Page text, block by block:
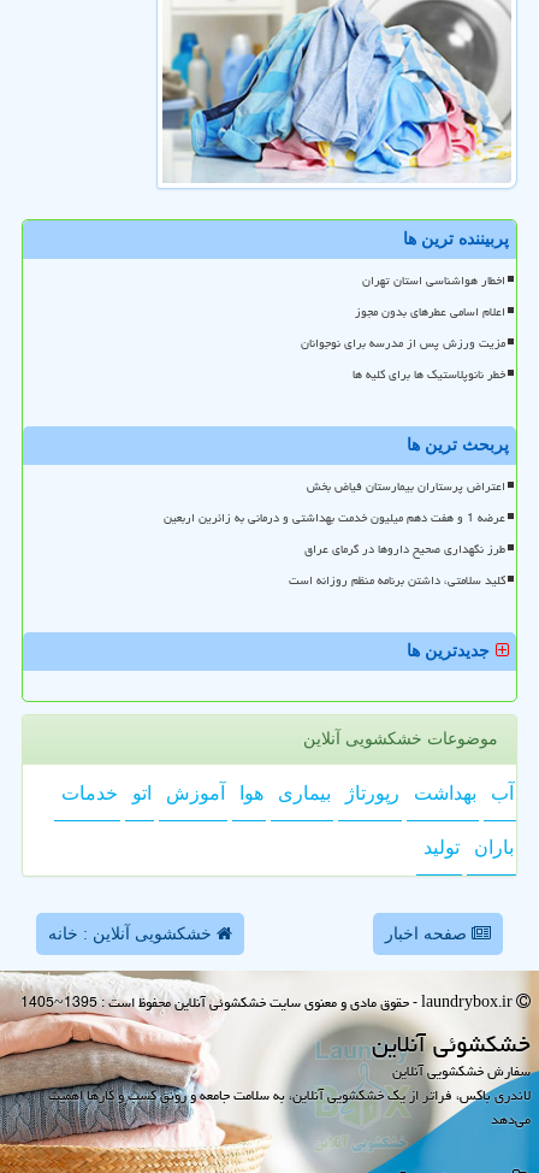
پربیننده ترین ها
اخطار هواشناسی استان تهران
اعلام اسامی عطرهای بدون مجوز
مزیت ورزش پس از مدرسه برای نوجوانان
خطر نانوپلاستیک ها برای کلیه ها
پربحث ترین ها
اعتراض پرستاران بیمارستان فیاض بخش
عرضه 1 و هفت دهم میلیون خدمت بهداشتی و درمانی به زائرین اربعین
طرز نگهداری صحیح داروها در گرمای عراق
کلید سلامتی، داشتن برنامه منظم روزانه است
جدیدترین ها
موضوعات خشکشویی آنلاین
آب بهداشت رپورتاژ بیماری هوا آموزش اتو خدمات
باران تولید
صفحه اخبار خشکشویی آنلاین : خانه
خشكشوئی آنلاین
سفارش خشکشویی آنلاین
لاندری باکس، فراتر از یک خشکشویی آنلاین، به سلامت جامعه و رونق کسب و کارها اهمیت
می‌دهد